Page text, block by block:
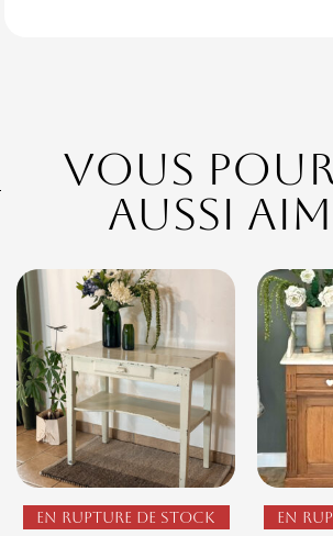
Vous
aussi
En rupture de stock En